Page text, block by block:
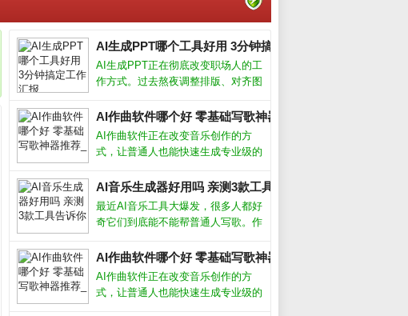
AI生成PPT哪个工具好用 3分钟搞定工作汇报_
AI生成PPT正在彻底改变职场人的工
作方式。过去熬夜调整排版、对齐图
就能完成。从实际体验来看，这类工
具并非简单套模板，而是根据文字内
容自动生成逻辑清晰、设计专业的幻
AI作曲软件哪个好 零基础写歌神器推荐_
AI作曲软件正在改变音乐创作的方
式，让普通人也能快速生成专业级的
资深制作人，这类工具都能帮你突破
灵感瓶颈。AI作曲软件怎么用大多数
AI作曲软件操作非常简单，只需选择
AI音乐生成器好用吗 亲测3款工具告诉你_
最近AI音乐工具大爆发，很多人都好
奇它们到底能不能帮普通人写歌。作
者，我发现现在的AI音乐生成器已经
能产出相当完整的伴奏和人声，但离
完美还有距离。下面分享我的实测经
AI作曲软件哪个好 零基础写歌神器推荐_
AI作曲软件正在改变音乐创作的方
式，让普通人也能快速生成专业级的